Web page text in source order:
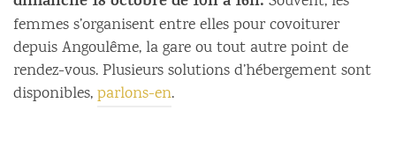
femmes s’organisent entre elles pour covoiturer
depuis Angoulême, la gare ou tout autre point de
rendez-vous. Plusieurs solutions d’hébergement sont
disponibles,parlons-en.